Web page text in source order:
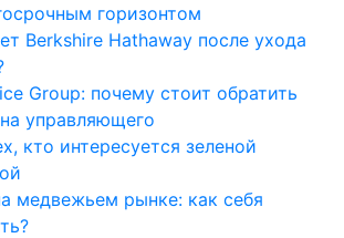
горизонтом
Berkshire Hathaway после ухода
Group: почему стоит обратить
управляющего
кто интересуется зеленой
медвежьем рынке: как себя